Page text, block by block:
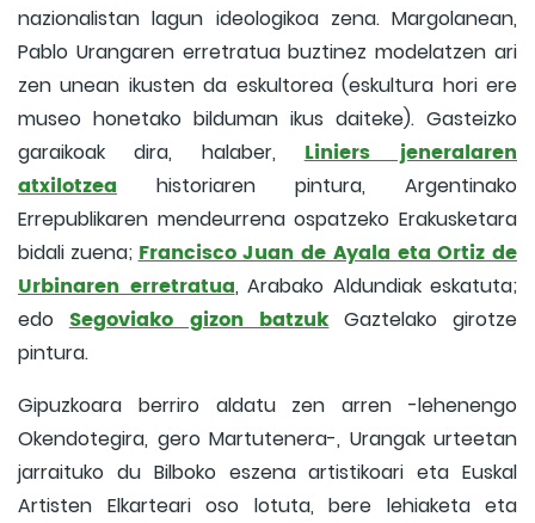
nazionalistan lagun ideologikoa zena. Margolanean,
Pablo Urangaren erretratua buztinez modelatzen ari
zen unean ikusten da eskultorea (eskultura hori ere
museo honetako bilduman ikus daiteke). Gasteizko
garaikoak dira, halaber, Liniers jeneralaren
atxilotzea historiaren pintura, Argentinako
Errepublikaren mendeurrena ospatzeko Erakusketara
bidali zuena;Francisco Juan de Ayala eta Ortiz de
Urbinaren erretratua, Arabako Aldundiak eskatuta;
edo Segoviako gizon batzuk Gaztelako girotze
pintura.
Gipuzkoara berriro aldatu zen arren -lehenengo
Okendotegira, gero Martutenera-, Urangak urteetan
jarraituko du Bilboko eszena artistikoari eta Euskal
Artisten Elkarteari oso lotuta, bere lehiaketa eta